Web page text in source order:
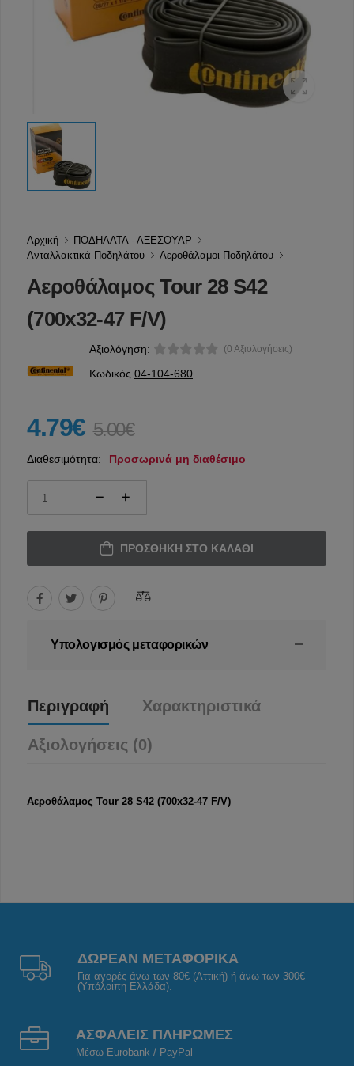
Αρχική
ΠΟΔΗΛΑΤΑ - ΑΞΕΣΟΥΑΡ
Ανταλλακτικά Ποδηλάτου
Αεροθάλαμοι Ποδηλάτου
Αεροθάλαμος Tour 28 S42
(700x32-47 F/V)
Αξιολόγηση: (0 Αξιολογήσεις)
Κωδικός 04-104-680
4.79€ 5.00€
Διαθεσιμότητα: Προσωρινά μη διαθέσιμο
ΠΡΟΣΘΉΚΗ ΣΤΟ ΚΑΛΆΘΙ
Υπολογισμός μεταφορικών
Περιγραφή Χαρακτηριστικά
Αξιολογήσεις (0)
Αεροθάλαμος Tour 28 S42 (700x32-47 F/V)
ΔΩΡΕΑΝ ΜΕΤΑΦΟΡΙΚΑ
Για αγορές άνω των 80€ (Αττική) ή άνω των 300€
(Υπόλοιπη Ελλάδα).
ΑΣΦΑΛΕΙΣ ΠΛΗΡΩΜΕΣ
Μέσω Eurobank / PayPal